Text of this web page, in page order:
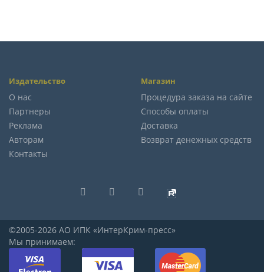
Издательство
О нас
Партнеры
Реклама
Авторам
Контакты
Магазин
Процедура заказа на сайте
Способы оплаты
Доставка
Возврат денежных средств
©2005-2026 АО ИПК «ИнтерКрим-пресс»
Мы принимаем: